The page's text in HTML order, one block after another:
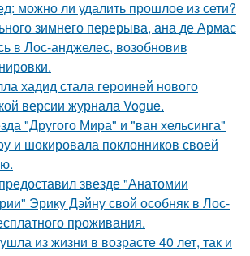
можно ли удалить прошлое из сети?
зимнего перерыва, ана де Армас
в Лос-анджелес, возобновив
хадид стала героиней нового
версии журнала Vogue.
"Другого Мира" и "ван хельсинга"
и шокировала поклонников своей
звезде "Анатомии
Эрику Дэйну свой особняк в Лос-
проживания.
из жизни в возрасте 40 лет, так и